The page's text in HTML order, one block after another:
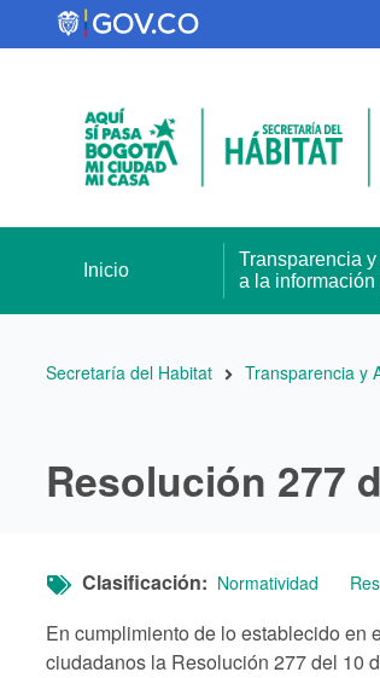
al
Inicio
Transparencia
a la información
Ruta
navegación
Secretaría del Habitat Transparencia y
Resolución 277
Clasificación Normatividad
En cumplimiento de lo establecido en
ciudadanos la Resolución 277 del 10